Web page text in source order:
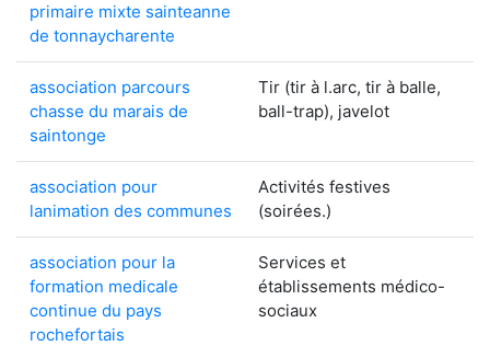
primaire mixte sainteanne
de tonnaycharente
association parcours
chasse du marais de
saintonge
Tir (tir à l.arc, tir à balle,
ball-trap), javelot
association pour
lanimation des communes
Activités festives
(soirées.)
association pour la
formation medicale
continue du pays
rochefortais
Services et
établissements médico-
sociaux